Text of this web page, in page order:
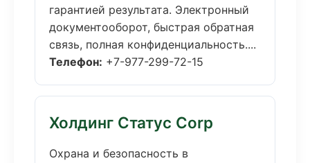
гарантией результата. Электронный
документооборот, быстрая обратная
связь, полная конфиденциальность....
Телефон: +7-977-299-72-15
Холдинг Статус Corp
Охрана и безопасность в